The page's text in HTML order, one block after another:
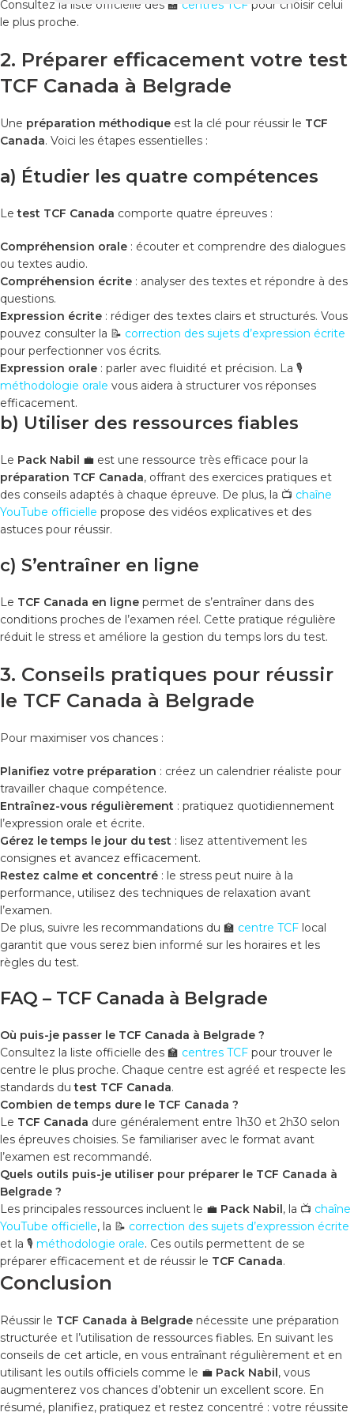
Consultez la liste officielle des 🏫 centres TCF pour choisir celui
le plus proche.
2. Préparer efficacement votre test
TCF Canada à Belgrade
Une préparation méthodique est la clé pour réussir le TCF
Canada. Voici les étapes essentielles :
a) Étudier les quatre compétences
Letest TCF Canada comporte quatre épreuves :
Compréhension orale : écouter et comprendre des dialogues
ou textes audio.
Compréhension écrite : analyser des textes et répondre à des
questions.
Expression écrite : rédiger des textes clairs et structurés. Vous
pouvez consulter la 📝 correction des sujets d’expression écrite
pour perfectionner vos écrits.
Expression orale : parler avec fluidité et précision. La 🎙️
méthodologie orale vous aidera à structurer vos réponses
efficacement.
b) Utiliser des ressources fiables
Le Pack Nabil 💼 est une ressource très efficace pour la
préparation TCF Canada, offrant des exercices pratiques et
des conseils adaptés à chaque épreuve. De plus, la 📺 chaîne
YouTube officielle propose des vidéos explicatives et des
astuces pour réussir.
c) S’entraîner en ligne
Le TCF Canada en ligne permet de s’entraîner dans des
conditions proches de l’examen réel. Cette pratique régulière
réduit le stress et améliore la gestion du temps lors du test.
3. Conseils pratiques pour réussir
le TCF Canada à Belgrade
Pour maximiser vos chances :
Planifiez votre préparation : créez un calendrier réaliste pour
travailler chaque compétence.
Entraînez-vous régulièrement : pratiquez quotidiennement
l’expression orale et écrite.
Gérez le temps le jour du test : lisez attentivement les
consignes et avancez efficacement.
Restez calme et concentré : le stress peut nuire à la
performance, utilisez des techniques de relaxation avant
l’examen.
De plus, suivre les recommandations du 🏫 centre TCF local
garantit que vous serez bien informé sur les horaires et les
règles du test.
FAQ – TCF Canada à Belgrade
Où puis-je passer le TCF Canada à Belgrade ?
Consultez la liste officielle des 🏫 centres TCF pour trouver le
centre le plus proche. Chaque centre est agréé et respecte les
standards dutest TCF Canada.
Combien de temps dure le TCF Canada ?
Le TCF Canada dure généralement entre 1h30 et 2h30 selon
les épreuves choisies. Se familiariser avec le format avant
l’examen est recommandé.
Quels outils puis-je utiliser pour préparer le TCF Canada à
Belgrade ?
Les principales ressources incluent le 💼 Pack Nabil , la 📺 chaîne
YouTube officielle, la 📝 correction des sujets d’expression écrite
et la 🎙️ méthodologie orale. Ces outils permettent de se
préparer efficacement et de réussir le TCF Canada.
Conclusion
Réussir le TCF Canada à Belgrade nécessite une préparation
structurée et l’utilisation de ressources fiables. En suivant les
conseils de cet article, en vous entraînant régulièrement et en
utilisant les outils officiels comme le 💼 Pack Nabil , vous
augmenterez vos chances d’obtenir un excellent score. En
résumé, planifiez, pratiquez et restez concentré : votre réussite